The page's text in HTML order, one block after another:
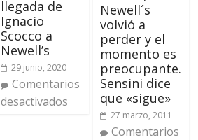
llegada de
Ignacio
Scocco a
Newell’s
29 junio, 2020
Comentarios
desactivados
Newell´s
volvió a
perder y el
momento es
preocupante.
Sensini dice
que «sigue»
27 marzo, 2011
Comentarios